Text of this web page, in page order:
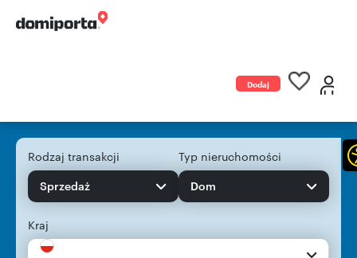
Dodaj
Rodzaj transakcji
Sprzedaż
Typ nieruchomości
Dom
Kraj